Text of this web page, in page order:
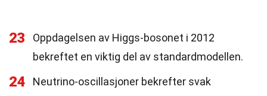
23
Oppdagelsen av Higgs-bosonet i 2012
bekreftet en viktig del av standardmodellen.
24
Neutrino-oscillasjoner bekrefter svak